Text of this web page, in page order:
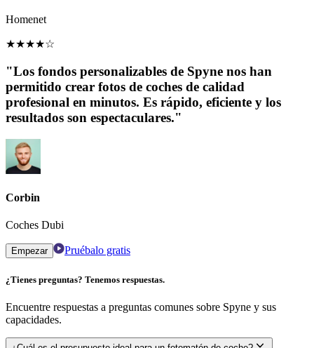
Homenet
★★★★☆
"Los fondos personalizables de Spyne nos han
permitido crear fotos de coches de calidad
profesional en minutos. Es rápido, eficiente y los
resultados son espectaculares."
Corbin
Coches Dubi
Empezar Pruébalo gratis
¿Tienes preguntas? Tenemos respuestas.
Encuentre respuestas a preguntas comunes sobre Spyne y sus
capacidades.